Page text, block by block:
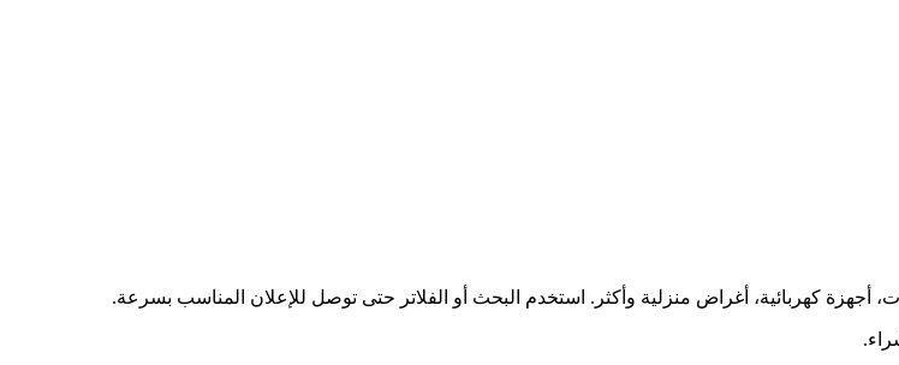
أجهزة كهربائية، أغراض منزلية وأكثر. استخدم البحث أو الفلاتر حتى توصل للإعلان المناسب بسرعة.